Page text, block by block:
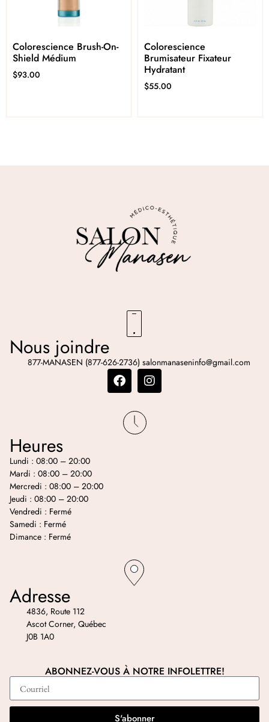
Colorescience Brush-On-
Shield Médium
$93.00
Colorescience
Brumisateur Fixateur
Hydratant
$55.00
Nous joindre
877-MANASEN (877-626-2736) salonmanaseninfo@gmail.com
Heures
Lundi : 08:00 – 20:00
Mardi : 08:00 – 20:00
Mercredi : 08:00 – 20:00
Jeudi : 08:00 – 20:00
Vendredi : Fermé
Samedi : Fermé
Dimance : Fermé
Adresse
4836, Route 112
Ascot Corner, Québec
J0B 1A0
ABONNEZ-VOUS À NOTRE INFOLETTRE!
S'abonner